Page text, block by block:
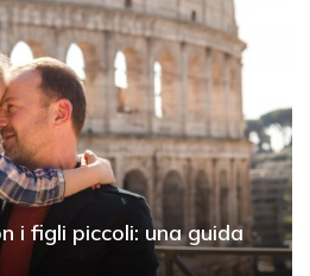
i figli piccoli: una guida